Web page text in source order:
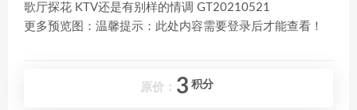
歌厅探花 KTV还是有别样的情调 GT20210521
更多预览图：温馨提示：此处内容需要登录后才能查看！
原价： 3 积分